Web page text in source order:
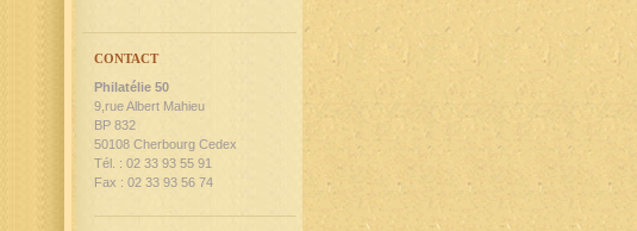
CONTACT
Philatélie 50
9,rue Albert Mahieu
BP 832
50108 Cherbourg Cedex
Tél. : 02 33 93 55 91
Fax : 02 33 93 56 74